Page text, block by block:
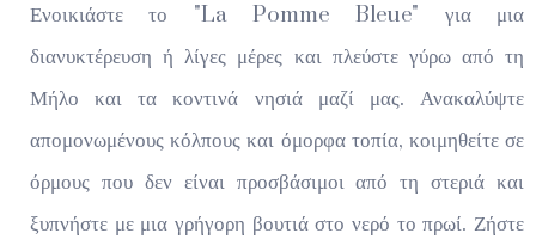
Ενοικιάστε το "La Pomme Bleue" για μια
διανυκτέρευση ή λίγες μέρες και πλεύστε γύρω από τη
Μήλο και τα κοντινά νησιά μαζί μας. Ανακαλύψτε
απομονωμένους κόλπους και όμορφα τοπία, κοιμηθείτε σε
όρμους που δεν είναι προσβάσιμοι από τη στεριά και
ξυπνήστε με μια γρήγορη βουτιά στο νερό το πρωί. Ζήστε